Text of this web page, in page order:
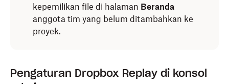
kepemilikan file di halaman Beranda
anggota tim yang belum ditambahkan ke
proyek.
Pengaturan Dropbox Replay di konsol